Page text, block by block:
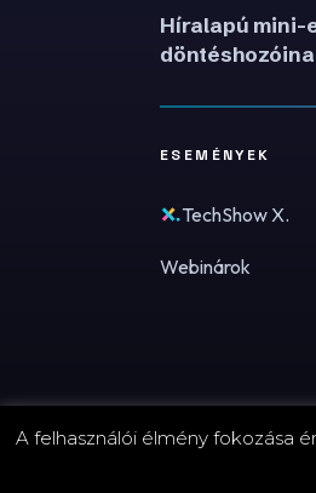
Híralapú mini-
ESEMÉNYEK
TechShow X.
Webinárok
© 2026
A felhasználói élmény fokozása